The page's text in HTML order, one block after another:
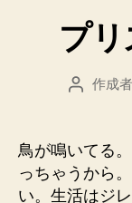
プ
投
作成
鳥が鳴いてる
っちゃうから
い。生活はジ